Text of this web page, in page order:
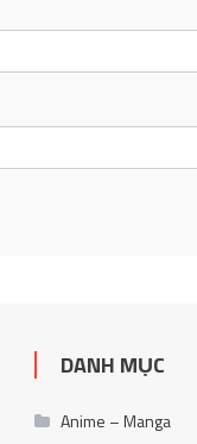
DANH MỤC
Anime – Manga